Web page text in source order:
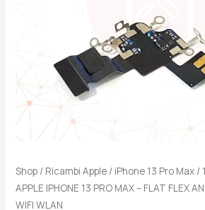
Shop / Ricambi Apple / iPhone 13 Pro Max /
APPLE IPHONE 13 PRO MAX – FLAT FLEX
WIFI WLAN
WIFI
WLAN
quantità